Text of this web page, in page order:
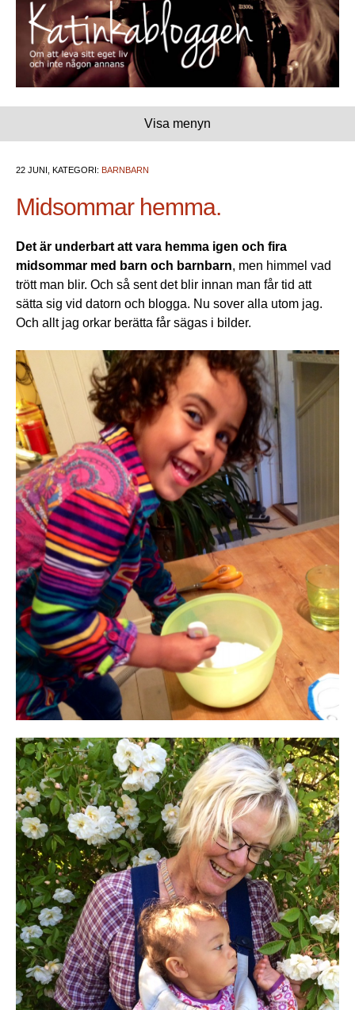
Visa menyn
22 JUNI, KATEGORI: BARNBARN
Midsommar hemma.
Det är underbart att vara hemma igen och fira
midsommar med barn och barnbarn, men himmel vad
trött man blir. Och så sent det blir innan man får tid att
sätta sig vid datorn och blogga. Nu sover alla utom jag.
Och allt jag orkar berätta får sägas i bilder.